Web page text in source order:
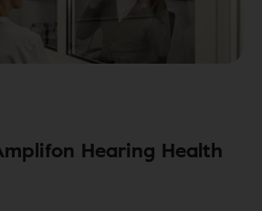
Hearing Health